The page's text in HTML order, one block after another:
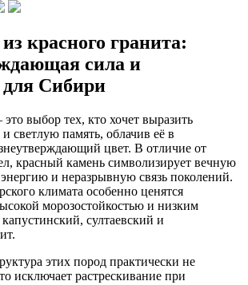
красного гранита:
сила и
для Сибири
выбор тех, кто хочет выразить
светлую память, облачив её в
цвет. В отличие от
красный камень символизирует вечную
и неразрывную связь поколений.
климата особенно ценятся
морозостойкостью и низким
султаевский и
этих пород практически не
исключает растрескивание при